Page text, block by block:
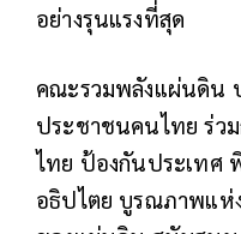
อย่างรุนแรงที่สุด
คณะรวมพลังแผ่นดิน
ประชาชนคนไทย ร่ว
ไทย ป้องกันประเทศ
อธิปไตย บูรณภาพแห่